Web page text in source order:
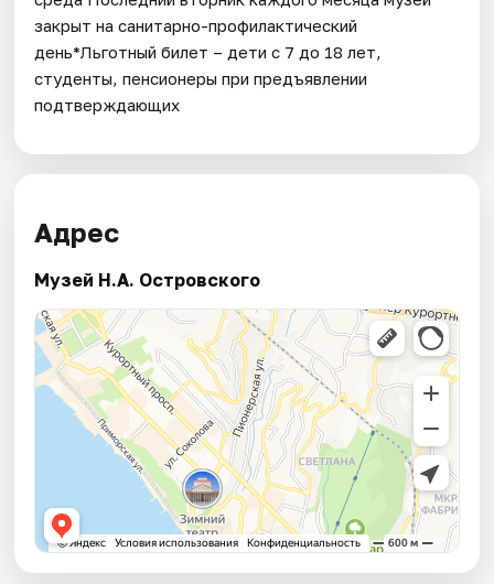
закрыт на санитарно-профилактический
день*Льготный билет – дети с 7 до 18 лет,
студенты, пенсионеры при предъявлении
подтверждающих
Адрес
Музей Н.А. Островского